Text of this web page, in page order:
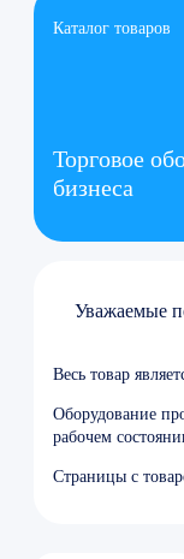
Каталог товаров
Торговое
бизнеса
Уважаемые
Весь товар
Оборудование
рабочем
Страницы с